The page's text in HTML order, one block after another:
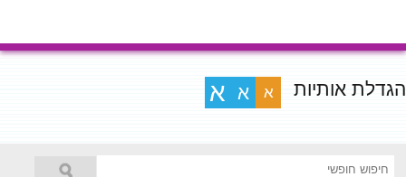
הגדלת אותיות א א א